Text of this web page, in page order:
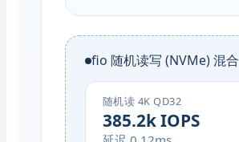
fio 随机读写 (NVMe) 混合
随机读 4K QD32
385.2k IOPS